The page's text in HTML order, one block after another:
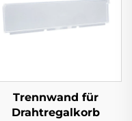
Trennwand für
Drahtregalkorb